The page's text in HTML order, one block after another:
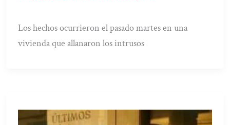
Los hechos ocurrieron el pasado martes en una
vivienda que allanaron los intrusos